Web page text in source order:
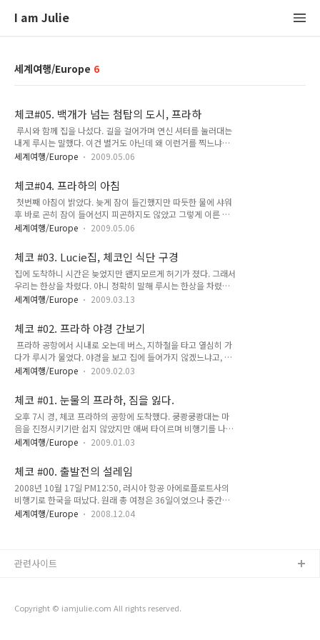
I am Julie
세계여행/Europe 6
체코#05. 백개가 넘는 첨탑의 도시, 프라하
루시와 함께 집을 나섰다. 길을 걸어가며 연신 셔터를 눌러대는
내게 루시는 말했다. 이건 별거도 아닌데 왜 이런거를 찍느냐고
있다가 멋진 것들을 찍으라고- 하지만 내겐 길가의 자그마한 돌
이 프라하라는 이유만으로 말이다. 루시와 함께 조곤조곤 이야기
나누며 트램정류장까지 걸었다. 약 5분을 걸으면 트램 정류장이
나온다. 루시네 집은 프라하 5구역. 프라하는 숫자로 구역별로
크게 나뉘어져있었다. 트램 정류장에는 사람들이 삼삼오오 모여
있었고 약 1,2분에 한대씩 트램이 지나갔다. 트램 시간표가 정류
리가 탈 트램을 체크 체크 한 후 ~ 트램이 와서 탑승했다. 우리나
라엔 없는 트램인지..
세계여행/Europe 2009.05.06
체코#04. 프라하의 아침
첫번째 아침이 밝았다. 늦게 잠이 들긴했지만 따듯한 물에 샤워
후 바로 곤히 잠이 들어선지 피곤하지도 않았고 그렇게 이른 기
상 시간도 아니었기에 딱 기분 좋은 아침을 맞이 했다. 그리고 무
사실이었다. 프라하의 아침이라- 루시와 제리의 집은 넓진 않았
지만 충분히 따듯하고 산뜻한 공간이었다. 제리는 나를 위해 자
리를 피해주었고~ 덕분에 루시와 난 오랜만에 여자들만의 수다
시간을 즐겨주며 즐거운 재회의 시간을 가져주었지. 고마워 제리
씨~^^ 아침에 창문 한 가득 햇살이 들어오는 그런 따듯한 집이
미소만으로도 충분히 따듯한 공간이었지만. 블라인드사이의 햇
살와 인사하려고 애쓰는 모습의 ..
세계여행/Europe 2009.05.06
체코 #03. Lucie집, 체코인 식단 구경
집에 도착하니 시간은 늦었지만 왠지모르게 허기가 졌다. 그래서
우리는 한상을 차렸다. 아니 정확히 말해 루시는 한상을 차렸고
나는 그저 그 모습을 바라봤고 또 먹었을 뿐이다. 정말 한상 가득
가득차고 급기야는 그 옆에 있는 (사진엔 보이지 않지만 좌측의)
조그만 테이블까지 차지하고 말았다. 식탁에 잔뜩 담겨진 견과류
와 과일들이 멋스러웠다. 루시의 부모님이 계시는 집은 정원이
있어서 사과를 직접 따서 먹는다고 한다. 거기서 가져온 과일이
라고 했다. 채식주의자인 루시에게 있어 과일은 꿀과 같겠지^^
자랑스러운 기분, 사실 공항에서부터 우리나라 기업의 광고를 잔
뜩보고 기분이 좋았지..
세계여행/Europe 2009.03.13
체코 #02. 프라하 야경 간보기
프라하 공항에서 시내로 오는데 버스, 지하철을 타고 열심히 가
다가 루시가 물었다. 야경을 보고 집에 들어가지 않겠느냐고, 물
론 두꺼운 외투를 입고 있지 않아서 추웠지만 ㅠ_ㅠ (수화물이
해지는건 어쩔 수 없는 여행객의 심정이었다. 후후. 그래서 열심
히 하나 남은 트렁크를 끌고서 야경을 보러 루시를 따라갔다. 프
라하의 지하철은 좌석이 기차처럼 생겼다. 그리고 노선이 단순해
서 좋았다^^; 그리고 전편에서도 말했듯 버스는 불편했다. 하지
만 마음씨 좋은 버스기사 아저씨를 만나서 원래 노선이 아닌데도
다. 다행이야. 그 분 아니었으면 우리 야밤에 방황하느라 고생할
뻔했지. 버스 아저씨께서..
세계여행/Europe 2009.02.03
체코 #01. 눈물의 프라하, 짐을 잃다.
오후 7시 경, 체코 프라하의 공항에 도착했다. 쿵쾅쿵쾅대는 마
음을 진정시키기란 쉽지 않았지만 애써 타이르며 비행기를 나섰
다. 입국 수속을 무사히 마치고 수화물을 찾으려고 기다리는데
었다..........................허걱..OTL.. 안그래도 러시아 항공사가 수
화물 분실사건 및 도난사건이 많다고 익히 듣긴 했다만 다른 사
람들은 다 찾아가는데 왜 내 짐만 없는걸까? 공항 직원에게 내
짐이 안나왔다고 말했더니 다음 도착까지 한번 기다려보란다. 아
니 말이 되냐 따졌지만 일단 기다려보라던 무책임한 프라하 공항
세계여행/Europe 2009.01.03
체코 #00. 출발전의 설레임
2008년 10월 17일 PM12:50, 러시아 항공 아에로플로트사의
비행기로 한국을 떠났다. 원래 총 여정은 36일이었으나 중간에
개인적인 사정으로 티켓을 변경, 최종적으로 나의 유럽여행은
달러환율이 치솟을 시점이었다.) 결국 120만원 가량을 티켓에
다간 아주 아주 불편하다. 뭐 결론적으로 분실하진 않았지만 그..
세계여행/Europe 2008.12.04
Copyright © iamjulie.com All rights reserved.
관련사이트